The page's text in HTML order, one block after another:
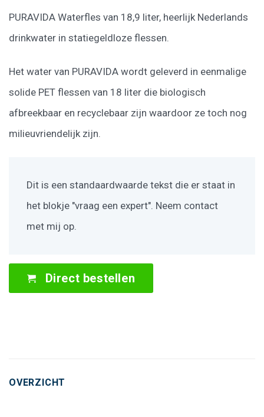
PURAVIDA Waterfles van 18,9 liter, heerlijk Nederlands
drinkwater in statiegeldloze flessen.
Het water van PURAVIDA wordt geleverd in eenmalige
solide PET flessen van 18 liter die biologisch
afbreekbaar en recyclebaar zijn waardoor ze toch nog
milieuvriendelijk zijn.
Dit is een standaardwaarde tekst die er staat in
het blokje "vraag een expert". Neem contact
met mij op.
Direct bestellen
OVERZICHT